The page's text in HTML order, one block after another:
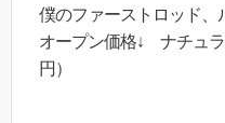
僕のファーストロッド
オープン価格↓ ナチュラ
円）